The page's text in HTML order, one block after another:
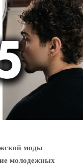
моды
молодежных